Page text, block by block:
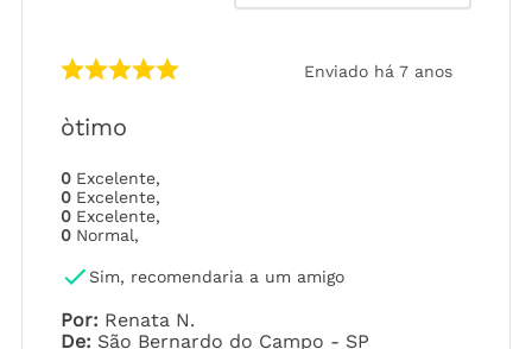
Enviado há 7 anos
òtimo
0 Excelente,
0 Excelente,
0 Excelente,
0 Normal,
Sim, recomendaria a um amigo
Por: Renata N.
De: São Bernardo do Campo - SP